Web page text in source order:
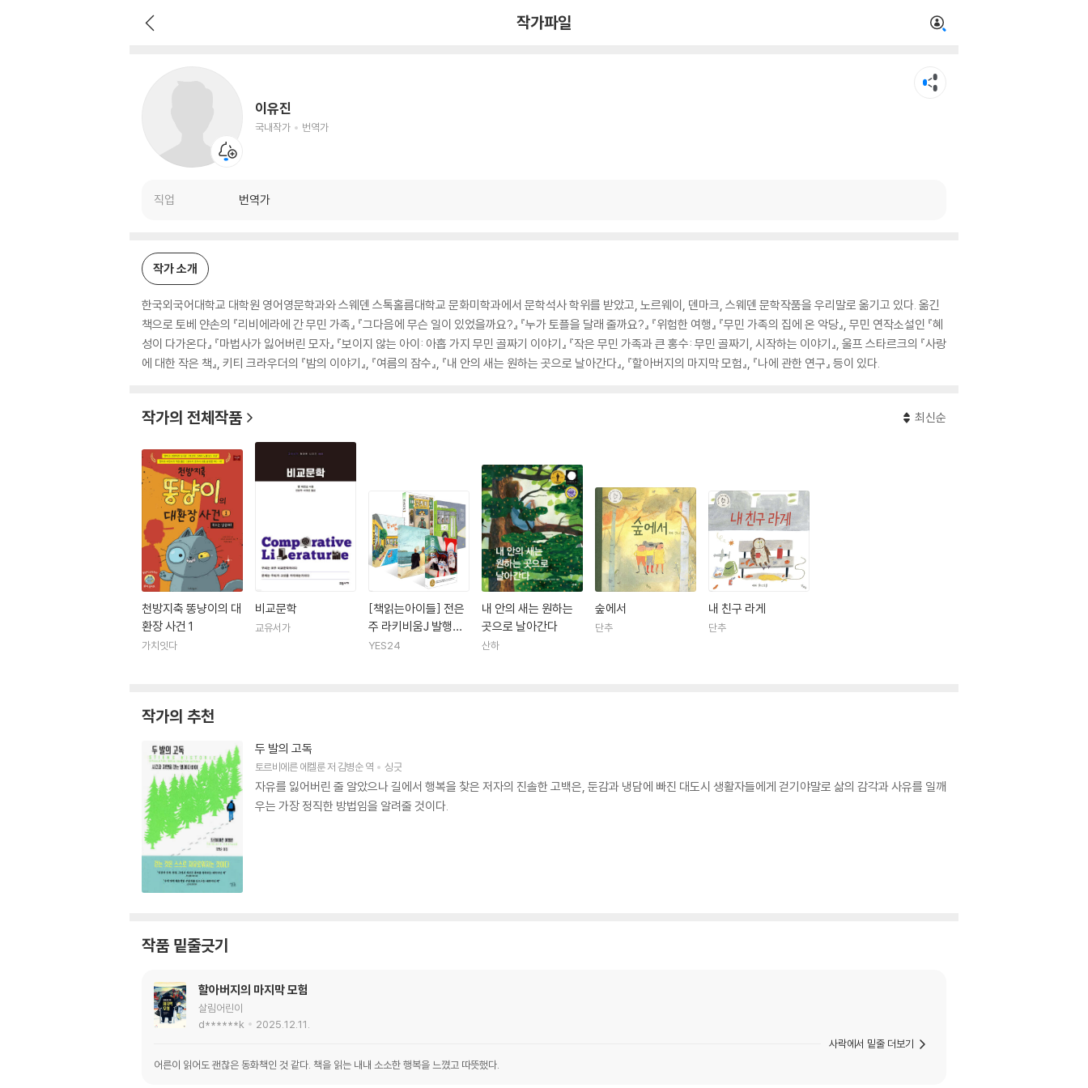
작가파일
이유진
국내작가 번역가
직업 번역가
작가 소개
한국외국어대학교 대학원 영어영문학과와 스웨덴 스톡홀름대학교 문화미학과에서 문학석사 학위를 받았고, 노르웨이, 덴마크, 스웨덴 문학작품을 우리말로 옮기고 있다. 옮긴
책으로 토베 얀손의 『리비에라에 간 무민 가족』 『그다음에 무슨 일이 있었을까요?』 『누가 토플을 달래 줄까요?』 『위험한 여행』 『무민 가족의 집에 온 악당』, 무민 연작소설인 『혜
성이 다가온다』 『마법사가 잃어버린 모자』 『보이지 않는 아이: 아홉 가지 무민 골짜기 이야기』 『작은 무민 가족과 큰 홍수: 무민 골짜기, 시작하는 이야기』, 울프 스타르크의 『사랑
에 대한 작은 책』, 키티 크라우더의 『밤의 이야기』, 『여름의 잠수』, 『내 안의 새는 원하는 곳으로 날아간다』, 『할아버지의 마지막 모험』, 『나에 관한 연구』 등이 있다.
작가의 전체작품 최신순
천방지축 똥냥이의 대
환장 사건 1
가치잇다
비교문학
교유서가
[책읽는아이들] 전은
주 라키비움J 발행인
추천 초등 5~6학년
YES24
내 안의 새는 원하는
곳으로 날아간다
산하
숲에서
단추
내 친구 라게
단추
작가의 추천
두 발의 고독
토르비에른 에켈룬저김병순역 싱긋
자유를 잃어버린 줄 알았으나 길에서 행복을 찾은 저자의 진솔한 고백은, 둔감과 냉담에 빠진 대도시 생활자들에게 걷기야말로 삶의 감각과 사유를 일깨
우는 가장 정직한 방법임을 알려줄 것이다.
작품 밑줄긋기
할아버지의 마지막 모험
살림어린이
d******k
2025.12.11.
어른이 읽어도 괜찮은 동화책인 것 같다. 책을 읽는 내내 소소한 행복을 느꼈고 따뜻했다.
사락에서 밑줄 더보기